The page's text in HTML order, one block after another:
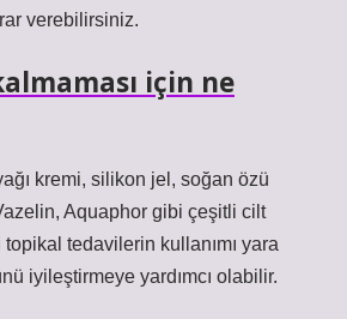
verebilirsiniz.
için ne
kremi, silikon jel, soğan özü
Aquaphor gibi çeşitli cilt
tedavilerin kullanımı yara
iyileştirmeye yardımcı olabilir.